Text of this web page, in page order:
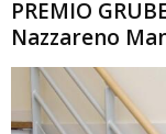
PREMIO
Nazzareno